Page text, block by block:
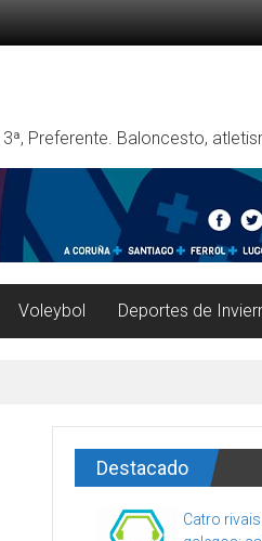
Preferente. Baloncesto,
Voleybol Deportes de
Destacado
Catro